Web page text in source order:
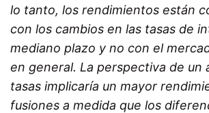
lo tanto, los rendimientos están
con los cambios en las tasas de
mediano plazo y no con el
en general. La perspectiva de un
tasas implicaría un mayor
fusiones a medida que los